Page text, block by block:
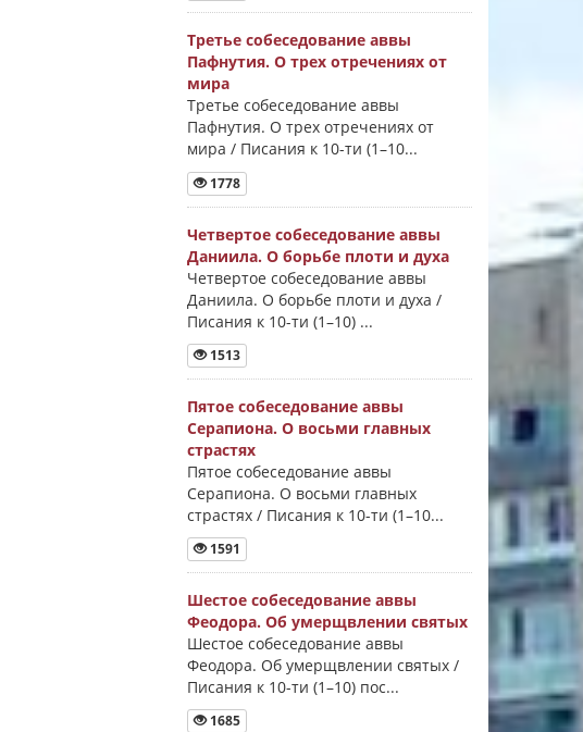
Третье собеседование аввы
Пафнутия. О трех отречениях от
мира
Третье собеседование аввы
Пафнутия. О трех отречениях от
мира / Писания к 10-ти (1–10...
1778
Четвертое собеседование аввы
Даниила. О борьбе плоти и духа
Четвертое собеседование аввы
Даниила. О борьбе плоти и духа /
Писания к 10-ти (1–10) ...
1513
Пятое собеседование аввы
Серапиона. О восьми главных
страстях
Пятое собеседование аввы
Серапиона. О восьми главных
страстях / Писания к 10-ти (1–10...
1591
Шестое собеседование аввы
Феодора. Об умерщвлении святых
Шестое собеседование аввы
Феодора. Об умерщвлении святых /
Писания к 10-ти (1–10) пос...
1685